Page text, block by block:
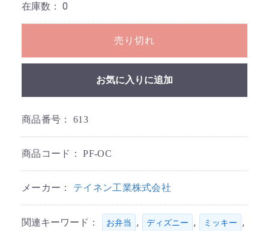
在庫数： 0
売り切れ
お気に入りに追加
商品番号： 613
商品コード：PF-OC
メーカー： テイネン工業株式会社
関連キーワード： お弁当 , ディズニー , ミッキー ,